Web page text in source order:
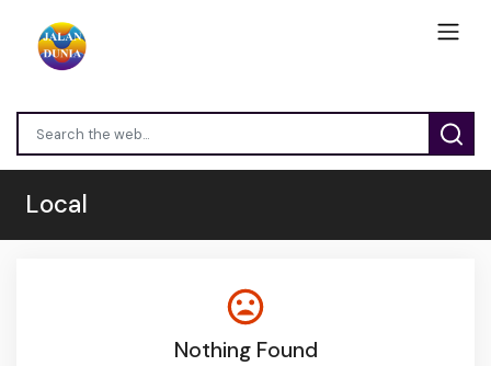
Local
Nothing Found